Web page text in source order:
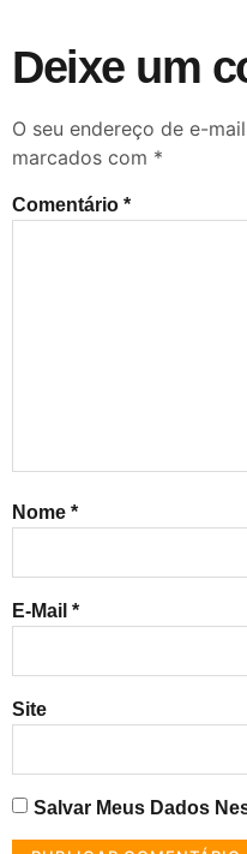
Deixe um
O seu endereço de e-
marcados com *
Comentário *
Nome *
E-Mail *
Site
Salvar Meus Dados